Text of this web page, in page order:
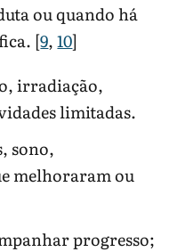
ou quando há
[9,10]
irradiação,
limitadas.
sono,
melhoraram ou
progresso;